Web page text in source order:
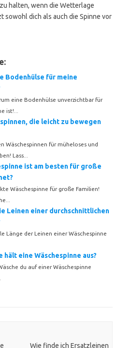
halten, wenn die Wetterlage
sowohl dich als auch die Spinne vor
Bodenhülse für meine
eine Bodenhülse unverzichtbar für
ist!...
die leicht zu bewegen
Wäschespinnen für müheloses und
Lass...
ist am besten für große
Wäschespinne für große Familien!
Leinen einer durchschnittlichen
Länge der Leinen einer Wäschespinne
hält eine Wäschespinne aus?
du auf einer Wäschespinne
Wie finde ich Ersatzleinen